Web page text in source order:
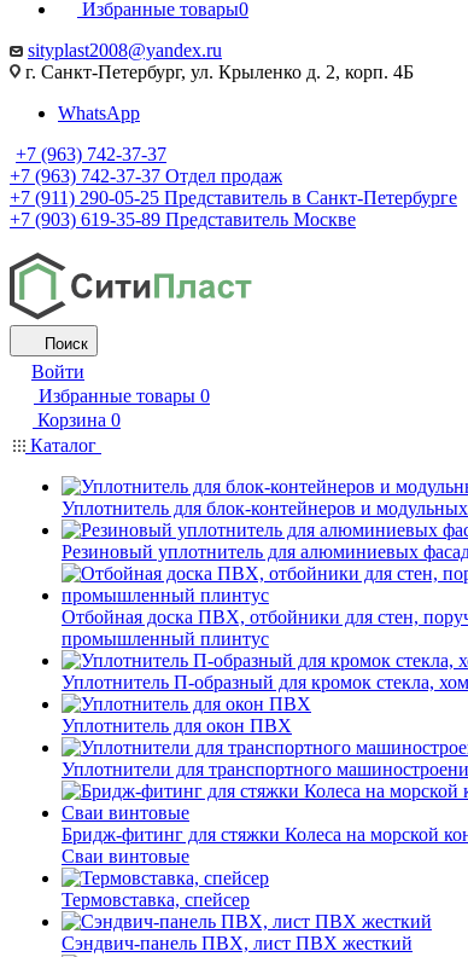
Избранные товары0
sityplast2008@yandex.ru
г. Санкт-Петербург, ул. Крыленко д. 2, корп. 4Б
WhatsApp
+7 (963) 742-37-37
+7 (963) 742-37-37 Отдел продаж
+7 (911) 290-05-25 Представитель в Санкт-Петербурге
+7 (903) 619-35-89 Представитель Москве
Поиск
Войти
Избранные товары 0
Корзина 0
Каталог
Уплотнитель для блок-контейнеров и
Резиновый уплотнитель для алюминиевых
Отбойная доска ПВХ, отбойники для стен,
промышленный плинтус
Уплотнитель П-образный для кромок стекла,
Уплотнитель для окон ПВХ
Уплотнители для транспортного
Бридж-фитинг для стяжки Колеса на морской
Сваи винтовые
Термовставка, спейсер
Сэндвич-панель ПВХ, лист ПВХ жесткий